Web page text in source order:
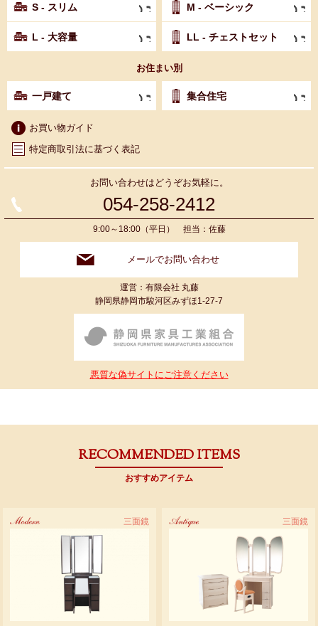
S - スリム M - ベーシック
L - 大容量 LL - チェストセット
お住まい別
一戸建て 集合住宅
お買い物ガイド
特定商取引法に基づく表記
お問い合わせはどうぞお気軽に。
054-258-2412
9:00～18:00（平日） 担当：佐藤
メールでお問い合わせ
運営：有限会社 丸藤
静岡県静岡市駿河区みずほ1-27-7
悪質な偽サイトにご注意ください
RECOMMENDED ITEMS
おすすめアイテム
三面鏡 三面鏡